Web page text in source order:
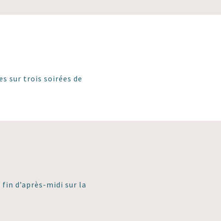
sur trois soirées de
d’après-midi sur la